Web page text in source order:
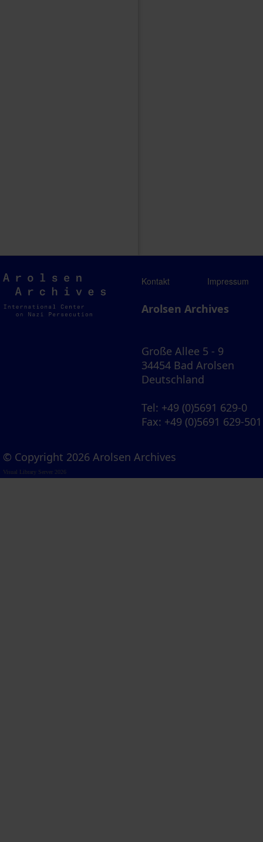
Arolsen
Archives
Kontakt Impressum
Arolsen Archives
Große Allee 5 - 9
34454 Bad Arolsen
Deutschland
Tel: +49 (0)5691 629-0
Fax: +49 (0)5691 629-501
© Copyright 2026 Arolsen Archives
Visual Library Server 2026